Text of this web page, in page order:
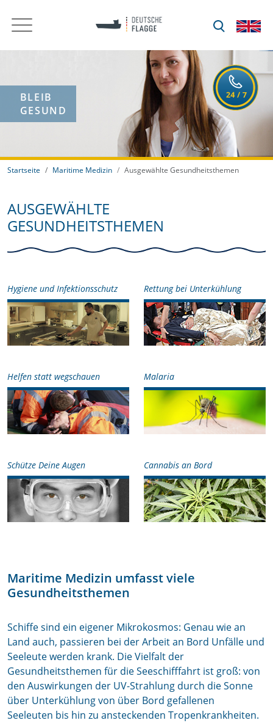
BLEIB
GESUND
Startseite Maritime Medizin Ausgewählte Gesundheitsthemen
AUSGEWÄHLTE
GESUNDHEITSTHEMEN
Hygiene und Infektionsschutz Rettung bei Unterkühlung
Helfen statt wegschauen Malaria
Schütze Deine Augen Cannabis an Bord
Maritime Medizin umfasst viele
Gesundheitsthemen
Schiffe sind ein eigener Mikrokosmos: Genau wie an
Land auch, passieren bei der Arbeit an Bord Unfälle und
Seeleute werden krank. Die Vielfalt der
Gesundheitsthemen für die Seeschifffahrt ist groß: von
den Auswirkungen der UV-Strahlung durch die Sonne
über Unterkühlung von über Bord gefallenen
Seeleuten bis hin zu ansteckenden Tropenkrankheiten.